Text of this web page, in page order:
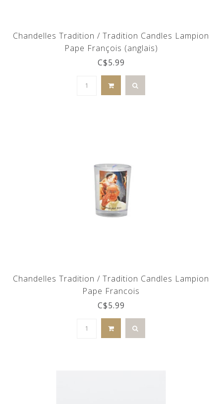
Chandelles Tradition / Tradition Candles Lampion
Pape François (anglais)
C$5.99
Chandelles Tradition / Tradition Candles Lampion
Pape Francois
C$5.99